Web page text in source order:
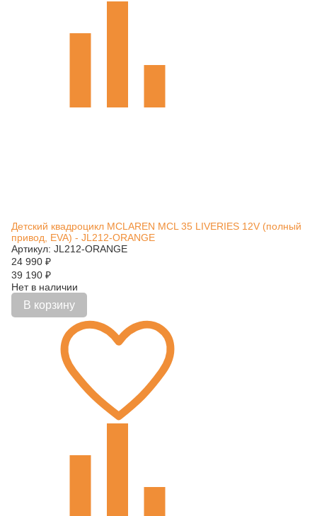
Детский квадроцикл MCLAREN MCL 35 LIVERIES 12V (полный
привод, EVA) - JL212-ORANGE
Артикул: JL212-ORANGE
24 990 ₽
39 190 ₽
Нет в наличии
В корзину